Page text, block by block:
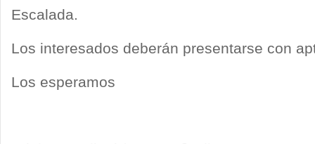
Escalada.
Los interesados deberán presentarse con
Los esperamos